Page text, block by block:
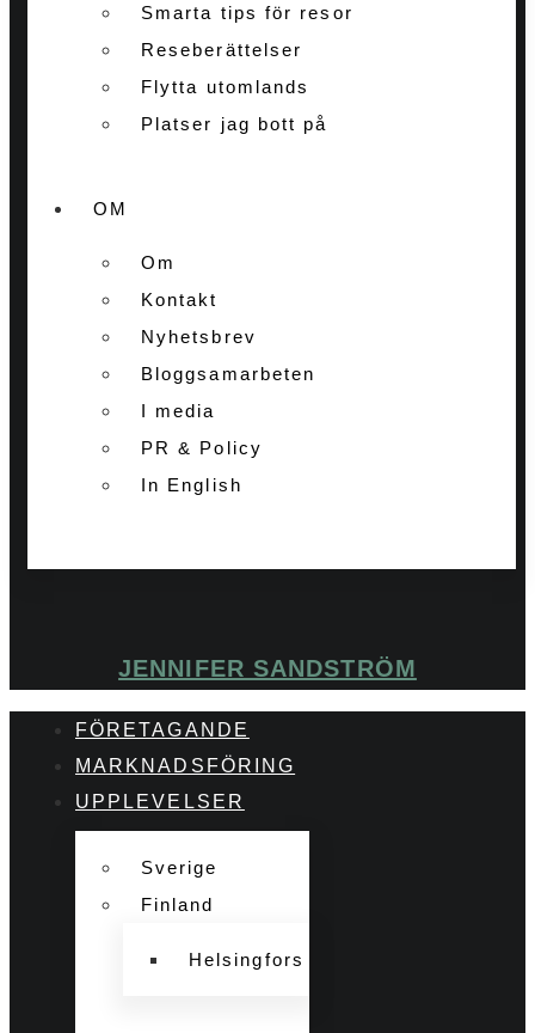
Smarta tips för resor
Reseberättelser
Flytta utomlands
Platser jag bott på
OM
Om
Kontakt
Nyhetsbrev
Bloggsamarbeten
I media
PR & Policy
In English
JENNIFER SANDSTRÖM
FÖRETAGANDE
MARKNADSFÖRING
UPPLEVELSER
Sverige
Finland
Helsingfors